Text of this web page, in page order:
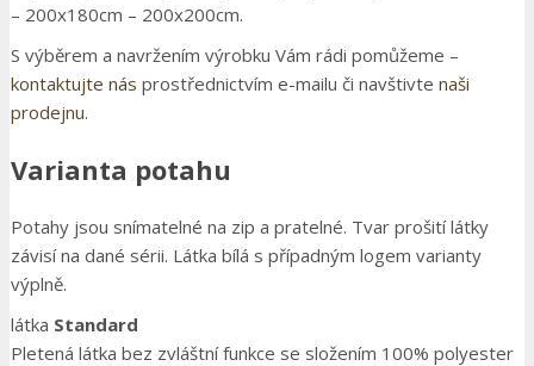
– 200x180cm – 200x200cm.
S výběrem a navržením výrobku Vám rádi pomůžeme –
kontaktujte nás prostřednictvím e-mailu či navštivte naši
prodejnu.
Varianta potahu
Potahy jsou snímatelné na zip a pratelné. Tvar prošití látky
závisí na dané sérii. Látka bílá s případným logem varianty
výplně.
látka Standard
Pletená látka bez zvláštní funkce se složením 100% polyester